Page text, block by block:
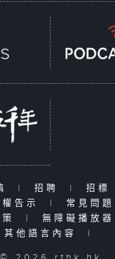
| 招聘 | 招標
權告示
| 常見問題
策
| 無障礙播放器
其他語言內容
|